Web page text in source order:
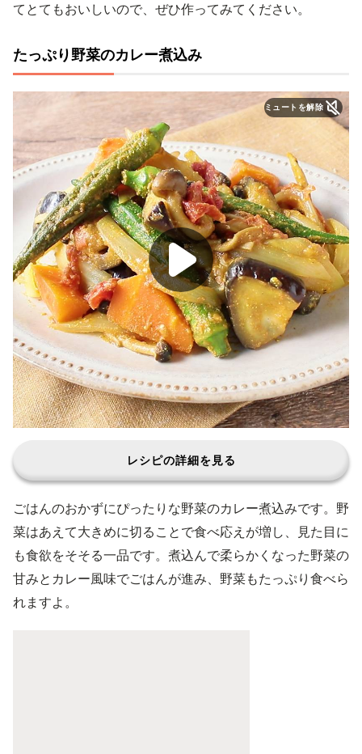
てとてもおいしいので、ぜひ作ってみてください。
たっぷり野菜のカレー煮込み
ミュートを解除
レシピの詳細を見る
ごはんのおかずにぴったりな野菜のカレー煮込みです。野
菜はあえて大きめに切ることで食べ応えが増し、見た目に
も食欲をそそる一品です。煮込んで柔らかくなった野菜の
甘みとカレー風味でごはんが進み、野菜もたっぷり食べら
れますよ。